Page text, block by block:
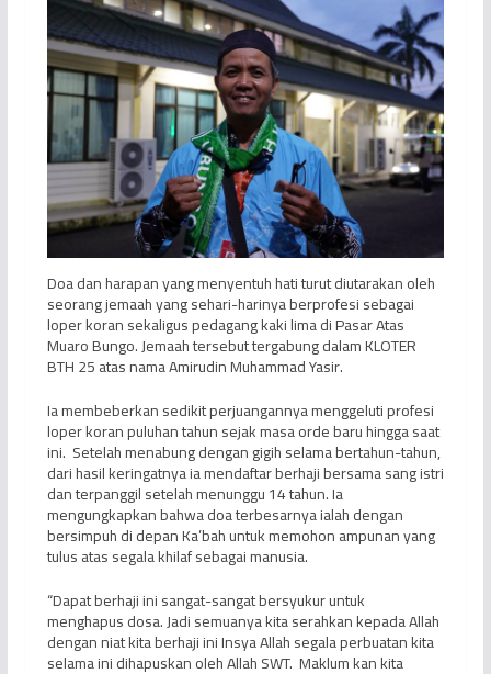
Doa dan harapan yang menyentuh hati turut diutarakan oleh
seorang jemaah yang sehari-harinya berprofesi sebagai
loper koran sekaligus pedagang kaki lima di Pasar Atas
Muaro Bungo. Jemaah tersebut tergabung dalam KLOTER
BTH 25 atas nama Amirudin Muhammad Yasir.
Ia membeberkan sedikit perjuangannya menggeluti profesi
loper koran puluhan tahun sejak masa orde baru hingga saat
ini. Setelah menabung dengan gigih selama bertahun-tahun,
dari hasil keringatnya ia mendaftar berhaji bersama sang istri
dan terpanggil setelah menunggu 14 tahun. Ia
mengungkapkan bahwa doa terbesarnya ialah dengan
bersimpuh di depan Ka’bah untuk memohon ampunan yang
tulus atas segala khilaf sebagai manusia.
“Dapat berhaji ini sangat-sangat bersyukur untuk
menghapus dosa. Jadi semuanya kita serahkan kepada Allah
dengan niat kita berhaji ini Insya Allah segala perbuatan kita
selama ini dihapuskan oleh Allah SWT. Maklum kan kita